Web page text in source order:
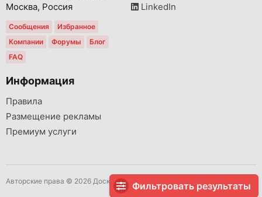
Фильтровать результаты
Москва, Россия
Сообщения
Избранное
Компании
Форумы
Блог
FAQ
LinkedIn
Информация
Правила
Размещение рекламы
Премиум услуги
Авторские права © 2026 Доска объявлений LiveB Все права защищены.